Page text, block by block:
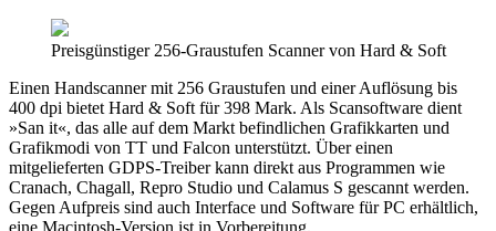
Preisgünstiger 256-Graustufen Scanner von Hard & Soft
Einen Handscanner mit 256 Graustufen und einer Auflösung bis
400 dpi bietet Hard & Soft für 398 Mark. Als Scansoftware dient
»San it«, das alle auf dem Markt befindlichen Grafikkarten und
Grafikmodi von TT und Falcon unterstützt. Über einen
mitgelieferten GDPS-Treiber kann direkt aus Programmen wie
Cranach, Chagall, Repro Studio und Calamus S gescannt werden.
Gegen Aufpreis sind auch Interface und Software für PC erhältlich,
eine Macintosh-Version ist in Vorbereitung.